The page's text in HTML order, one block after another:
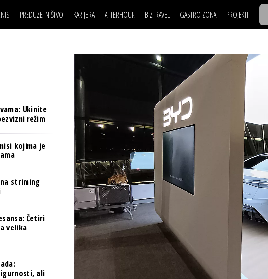
BANKE
OSIGURANJE
TECH I AI
BIZNIS & SPORT
PULS REGIONA
NOVO NA RAFU
PREDUZETNIŠTVO KARIJERA
MOJ UGAO
KNOW-HOW
AFTERHOUR BIZTRAVEL GASTRO ZONA PROJEKTI
TASTY TALKS
30 ISPOD 30
BACK TO
BIZBENDOVI
BMW
BIZLIFE
IZJAVA
BIZNIS SCENA
BREND I KOMUNIKACIJE
OSIGURANJE
TECH I AI
PULS REGIONA
POSAO
MOJ UGAO
USAVRŠAVANJE
FILM I SCENA
AUTO SVET
NAJKOLEGA
30 ISPOD
BACK
BIZBENDOVI
BMW
BIZLIFE
IZJAVA
Ukinite
režim
kojima je
striming
Četiri
velika
ali